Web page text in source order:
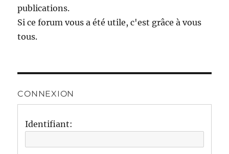
publications.
Si ce forum vous a été utile, c'est grâce à vous
tous.
CONNEXION
Identifiant: